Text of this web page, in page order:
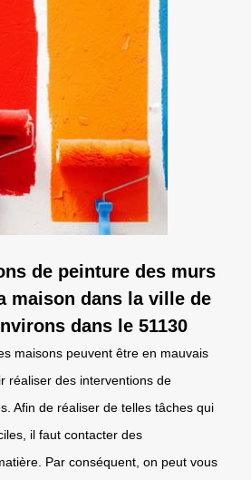
de peinture des murs
maison dans la ville de
dans le 51130
maisons peuvent être en mauvais
réaliser des interventions de
Afin de réaliser de telles tâches qui
il faut contacter des
Par conséquent, on peut vous